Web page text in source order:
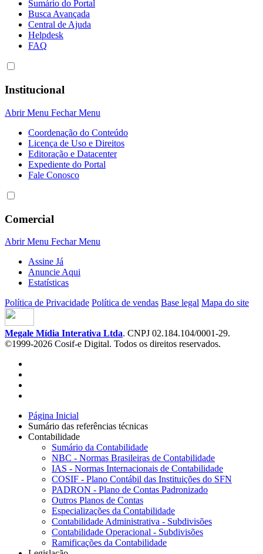
Sumário do Portal
Busca Avançada
Central de Ajuda
Helpdesk
FAQ
Institucional
Abrir Menu Fechar Menu
Coordenação do Conteúdo
Licença de Uso e Direitos
Editoração e Datacenter
Expediente do Portal
Fale Conosco
Comercial
Abrir Menu Fechar Menu
Assine Já
Anuncie Aqui
Estatísticas
Política de Privacidade Política de vendas Base legal Mapa do site
Megale Mídia Interativa Ltda. CNPJ 02.184.104/0001-29.
©1999-2026 Cosif-e Digital. Todos os direitos reservados.
Página Inicial
Sumário das referências técnicas
Contabilidade
Sumário da Contabilidade
NBC - Normas Brasileiras de Contabilidade
IAS - Normas Internacionais de Contabilidade
COSIF - Plano Contábil das Instituições do SFN
PADRON - Plano de Contas Padronizado
Outros Planos de Contas
Especializações da Contabilidade
Contabilidade Administrativa - Subdivisões
Contabilidade Operacional - Subdivisões
Ramificações da Contabilidade